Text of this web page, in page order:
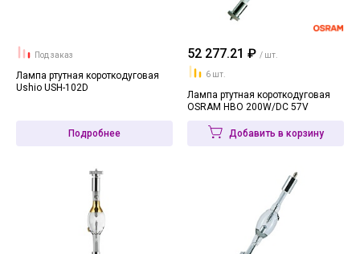
Под заказ
Лампа ртутная короткодуговая
Ushio USH-102D
Подробнее
52 277.21 ₽ / шт.
6 шт.
Лампа ртутная короткодуговая
OSRAM HBO 200W/DC 57V
Добавить в корзину